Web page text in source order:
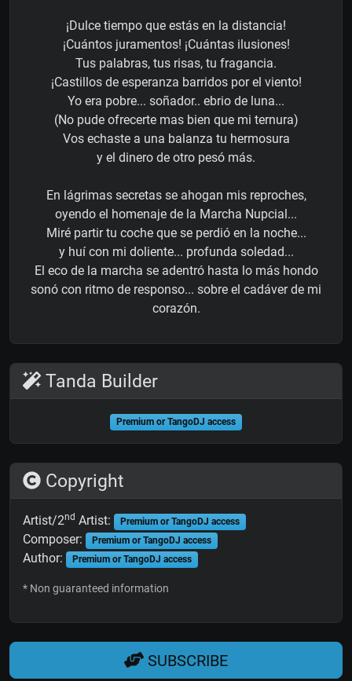
¡Dulce tiempo que estás en la distancia!
¡Cuántos juramentos! ¡Cuántas ilusiones!
Tus palabras, tus risas, tu fragancia.
¡Castillos de esperanza barridos por el viento!
Yo era pobre... soñador.. ebrio de luna...
(No pude ofrecerte mas bien que mi ternura)
Vos echaste a una balanza tu hermosura
y el dinero de otro pesó más.
En lágrimas secretas se ahogan mis reproches,
oyendo el homenaje de la Marcha Nupcial...
Miré partir tu coche que se perdió en la noche...
y huí con mi doliente... profunda soledad...
El eco de la marcha se adentró hasta lo más hondo
sonó con ritmo de responso... sobre el cadáver de mi
corazón.
Tanda Builder
Premium or TangoDJ access
Copyright
Artist/2nd Artist: Premium or TangoDJ access
Composer: Premium or TangoDJ access
Author: Premium or TangoDJ access
* Non guaranteed information
SUBSCRIBE